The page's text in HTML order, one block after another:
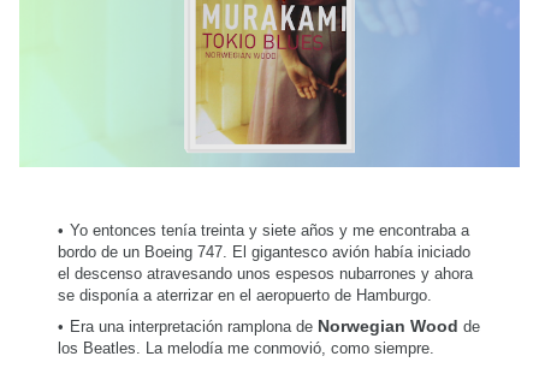
Yo entonces tenía treinta y siete años y me encontraba a
bordo de un Boeing 747. El gigantesco avión había iniciado
el descenso atravesando unos espesos nubarrones y ahora
se disponía a aterrizar en el aeropuerto de Hamburgo.
Era una interpretación ramplona de Norwegian Wood de
los Beatles. La melodía me conmovió, como siempre.